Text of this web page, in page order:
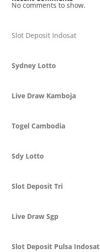
No comments to show.
Slot Deposit Indosat
Sydney Lotto
Live Draw Kamboja
Togel Cambodia
Sdy Lotto
Slot Deposit Tri
Live Draw Sgp
Slot Deposit Pulsa Indosat